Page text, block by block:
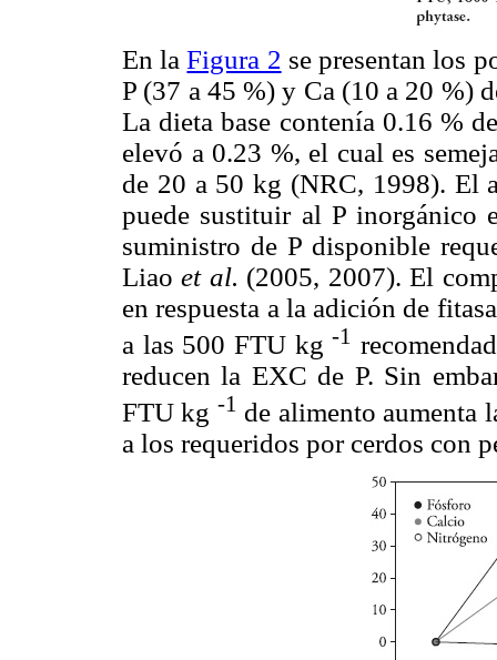
En laFigura 2 se presentan los
P (37 a 45 %) y Ca (10 a 20 %)
La dieta base contenía 0.16 %
elevó a 0.23 %, el cual es
de 20 a 50 kg (NRC, 1998). El
puede sustituir al P inorgánico
suministro de P disponible
Liaoet al. (2005, 2007). El
en respuesta a la adición de
a las 500 FTU kg-1
reducen la EXC de P. Sin
FTU kg -1 de alimento aumenta
a los requeridos por cerdos con